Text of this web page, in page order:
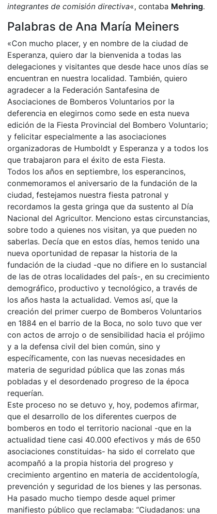
integrantes de comisión directiva«, contaba Mehring.
Palabras de Ana María Meiners
«Con mucho placer, y en nombre de la ciudad de
Esperanza, quiero dar la bienvenida a todas las
delegaciones y visitantes que desde hace unos días se
encuentran en nuestra localidad. También, quiero
agradecer a la Federación Santafesina de
Asociaciones de Bomberos Voluntarios por la
deferencia en elegirnos como sede en esta nueva
edición de la Fiesta Provincial del Bombero Voluntario;
y felicitar especialmente a las asociaciones
organizadoras de Humboldt y Esperanza y a todos los
que trabajaron para el éxito de esta Fiesta.
Todos los años en septiembre, los esperancinos,
conmemoramos el aniversario de la fundación de la
ciudad, festejamos nuestra fiesta patronal y
recordamos la gesta gringa que da sustento al Día
Nacional del Agricultor. Menciono estas circunstancias,
sobre todo a quienes nos visitan, ya que pueden no
saberlas. Decía que en estos días, hemos tenido una
nueva oportunidad de repasar la historia de la
fundación de la ciudad -que no difiere en lo sustancial
de las de otras localidades del país-, en su crecimiento
demográfico, productivo y tecnológico, a través de
los años hasta la actualidad. Vemos así, que la
creación del primer cuerpo de Bomberos Voluntarios
en 1884 en el barrio de la Boca, no solo tuvo que ver
con actos de arrojo o de sensibilidad hacia el prójimo
y a la defensa civil del bien común, sino y
específicamente, con las nuevas necesidades en
materia de seguridad pública que las zonas más
pobladas y el desordenado progreso de la época
requerían.
Este proceso no se detuvo y, hoy, podemos afirmar,
que el desarrollo de los diferentes cuerpos de
bomberos en todo el territorio nacional -que en la
actualidad tiene casi 40.000 efectivos y más de 650
asociaciones constituidas- ha sido el correlato que
acompañó a la propia historia del progreso y
crecimiento argentino en materia de accidentología,
prevención y seguridad de los bienes y las personas.
Ha pasado mucho tiempo desde aquel primer
manifiesto público que reclamaba: “Ciudadanos: una